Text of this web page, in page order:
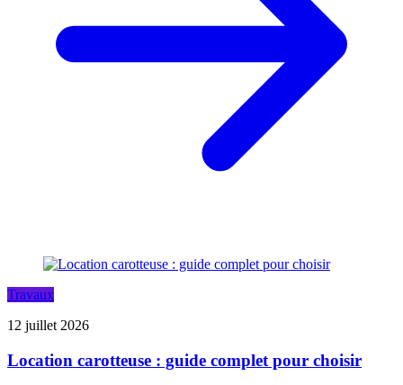
Travaux
12 juillet 2026
Location carotteuse : guide complet pour choisir